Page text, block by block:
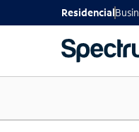
Paquetes
Residencial